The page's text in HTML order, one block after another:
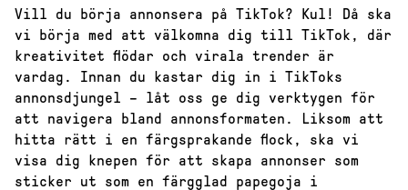
Vill du börja annonsera på TikTok? Kul! Då ska
vi börja med att välkomna dig till TikTok, där
kreativitet flödar och virala trender är
vardag. Innan du kastar dig in i TikToks
annonsdjungel – låt oss ge dig verktygen för
att navigera bland annonsformaten. Liksom att
hitta rätt i en färgsprakande flock, ska vi
visa dig knepen för att skapa annonser som
sticker ut som en färgglad papegoja i